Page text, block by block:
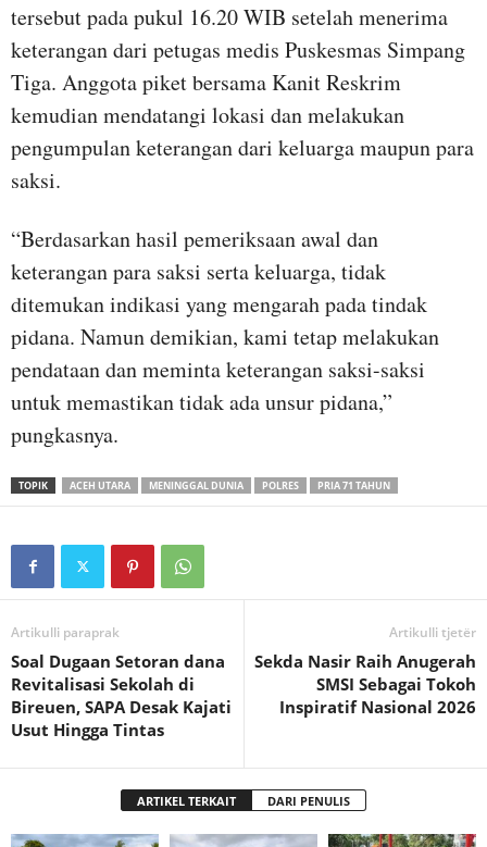
tersebut pada pukul 16.20 WIB setelah menerima
keterangan dari petugas medis Puskesmas Simpang
Tiga. Anggota piket bersama Kanit Reskrim
kemudian mendatangi lokasi dan melakukan
pengumpulan keterangan dari keluarga maupun para
saksi.
“Berdasarkan hasil pemeriksaan awal dan
keterangan para saksi serta keluarga, tidak
ditemukan indikasi yang mengarah pada tindak
pidana. Namun demikian, kami tetap melakukan
pendataan dan meminta keterangan saksi-saksi
untuk memastikan tidak ada unsur pidana,”
pungkasnya.
TOPIK ACEH UTARA MENINGGAL DUNIA POLRES PRIA 71 TAHUN
Artikulli paraprak
Soal Dugaan Setoran dana
Revitalisasi Sekolah di
Bireuen, SAPA Desak Kajati
Usut Hingga Tintas
Artikulli tjetër
Sekda Nasir Raih Anugerah
SMSI Sebagai Tokoh
Inspiratif Nasional 2026
ARTIKEL TERKAIT DARI PENULIS